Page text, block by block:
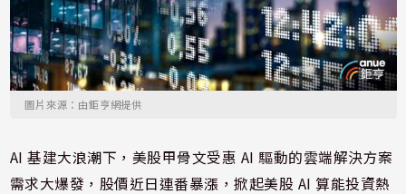
圖片來源：由鉅亨網提供
AI 基建大浪潮下，美股甲骨文受惠 AI 驅動的雲端解決方案
需求大爆發，股價近日連番暴漲，掀起美股 AI 算能投資熱